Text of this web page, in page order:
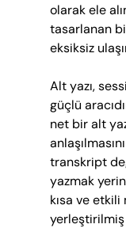
olarak ele
tasarlanan
eksiksiz
Alt yazı,
güçlü
net bir alt
transkript
yazmak
kısa ve etkili
yerleştirilmiş